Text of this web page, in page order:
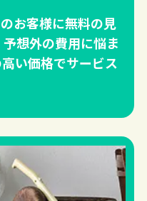
お客様に無料の見
想外の費用に悩ま
い価格でサービス